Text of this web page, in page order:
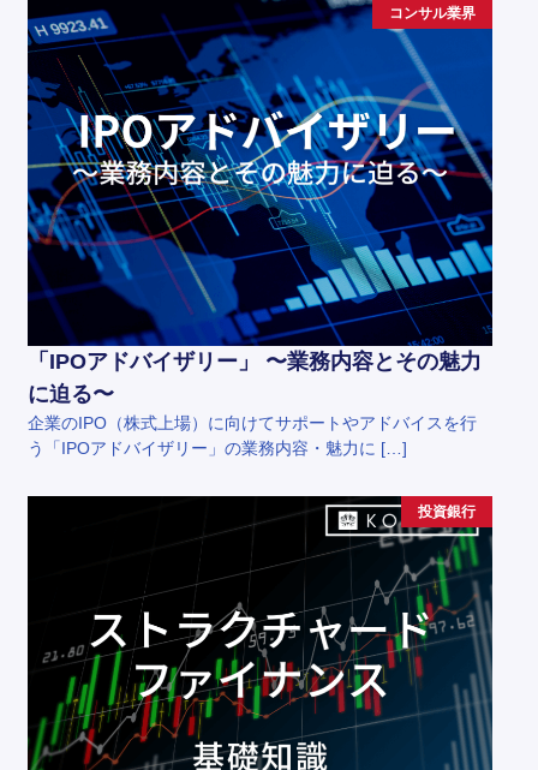
コンサル業界
「IPOアドバイザリー」 〜業務内容とその魅力
に迫る〜
企業のIPO（株式上場）に向けてサポートやアドバイスを行
う「IPOアドバイザリー」の業務内容・魅力に […]
投資銀行